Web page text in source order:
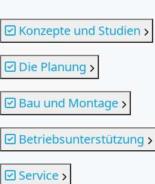
Konzepte und Studien
Die Planung
Bau und Montage
Betriebsunterstützung
Service